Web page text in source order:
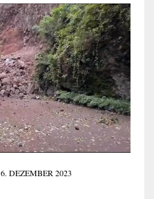
6. DEZEMBER 2023